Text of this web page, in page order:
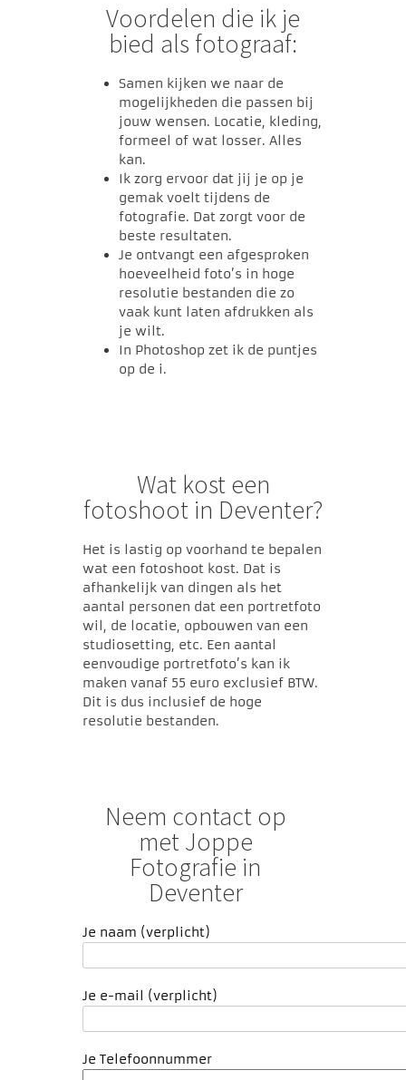
Voordelen die ik je
bied als fotograaf:
Samen kijken we naar de
mogelijkheden die passen bij
jouw wensen. Locatie, kleding,
formeel of wat losser. Alles
kan.
Ik zorg ervoor dat jij je op je
gemak voelt tijdens de
fotografie. Dat zorgt voor de
beste resultaten.
Je ontvangt een afgesproken
hoeveelheid foto’s in hoge
resolutie bestanden die zo
vaak kunt laten afdrukken als
je wilt.
In Photoshop zet ik de puntjes
op de i.
Wat kost een
fotoshoot in Deventer?
Het is lastig op voorhand te bepalen
wat een fotoshoot kost. Dat is
afhankelijk van dingen als het
aantal personen dat een portretfoto
wil, de locatie, opbouwen van een
studiosetting, etc. Een aantal
eenvoudige portretfoto’s kan ik
maken vanaf 55 euro exclusief BTW.
Dit is dus inclusief de hoge
resolutie bestanden.
Neem contact op
met Joppe
Fotografie in
Deventer
Je naam (verplicht)
Je e-mail (verplicht)
Je Telefoonnummer